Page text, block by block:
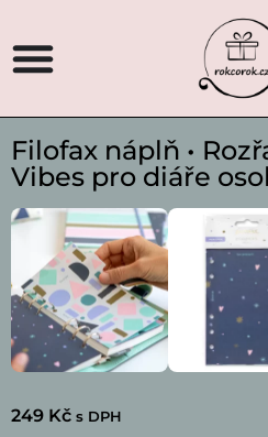
Filofax náplň •
Vibes pro diáře
249 Kč s DPH